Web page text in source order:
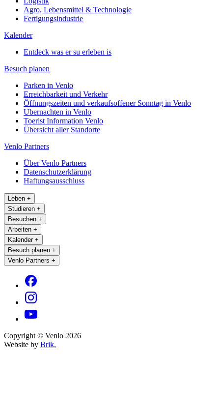
Agro, Lebensmittel & Technologie
Fertigungsindustrie
Kalender
Entdeck was er su erleben is
Besuch planen
Parken in Venlo
Erreichbarkeit und Verkehr
Öffnungszeiten und verkaufsoffener Sonntag in Venlo
Ubernachten in Venlo
Toerist Information Venlo
Übersicht aller Standorte
Venlo Partners
Über Venlo Partners
Datenschutzerklärung
Haftungsausschluss
Leben +
Studieren +
Besuchen +
Arbeiten +
Kalender +
Besuch planen +
Venlo Partners +
Copyright © Venlo 2026
Website by Brik.